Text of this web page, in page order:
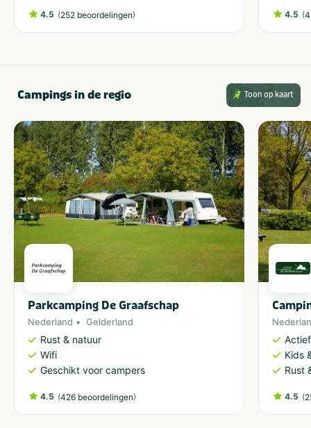
4.5 (252 beoordelingen) 4.5 (
Campings in de regio Toon op kaart
Parkcamping De Graafschap
Nederland Gelderland
Rust & natuur
Wifi
Geschikt voor campers
4.5 (426 beoordelingen)
Kids
Rust
4.5 (